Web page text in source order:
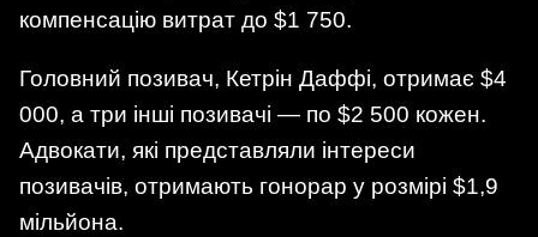
компенсацію витрат до $1 750.
Головний позивач, Кетрін Даффі, отримає $4
000, а три інші позивачі — по $2 500 кожен.
Адвокати, які представляли інтереси
позивачів, отримають гонорар у розмірі $1,9
мільйона.